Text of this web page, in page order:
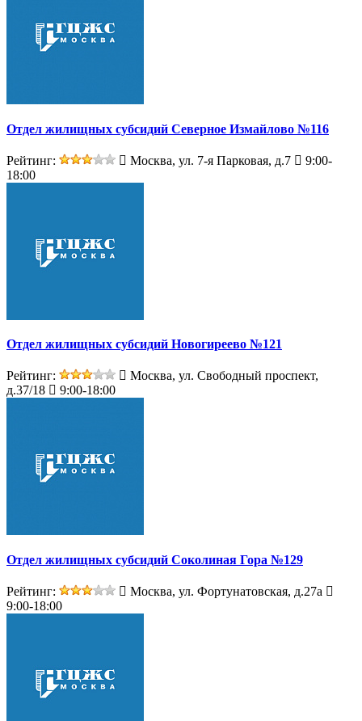
Отдел жилищных субсидий Северное Измайлово №116
Рейтинг: Москва, ул. 7-я Парковая, д.7
9:00-
18:00
Отдел жилищных субсидий Новогиреево №121
Рейтинг:
Москва, ул. Свободный проспект,
д.37/18
9:00-18:00
Отдел жилищных субсидий Соколиная Гора №129
Рейтинг:
Москва, ул. Фортунатовская, д.27а
9:00-18:00